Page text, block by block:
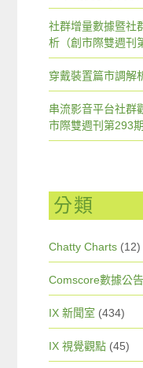
社群增量數據暨社
析（創市際雙週刊
穿戴裝置篇市調解
串流影音平台社群
市際雙週刊第293期
分類
Chatty Charts (12)
Comscore數據公告
IX 新聞室 (434)
IX 視覺觀點 (45)